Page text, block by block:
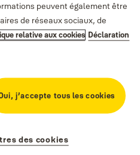
ronds en acier
peuvent également être
de réseaux sociaux, de
relative aux cookies Déclaration
j’accepte tous les cookies
des cookies